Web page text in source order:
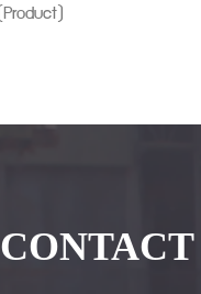
(Product)
CONTACT